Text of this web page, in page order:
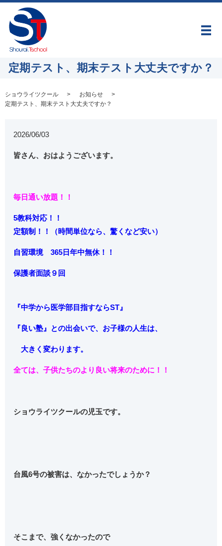
メ
定期テスト、期末テスト大丈夫ですか？
ショウライツクール
お知らせ
定期テスト、期末テスト大丈夫ですか？
2026/06/03
皆さん、おはようございます。
毎日通い放題！！
5教科対応！！
定額制！！（時間単位なら、驚くなど安い）
自習環境 365日年中無休！！
保護者面談９回
『中学から医学部目指すならST』
『良い塾』との出会いで、お子様の人生は、
大きく変わります。
全ては、子供たちのより良い将来のために！！
ショウライツクールの児玉です。
台風6号の被害は、なかったでしょうか？
そこまで、強くなかったので